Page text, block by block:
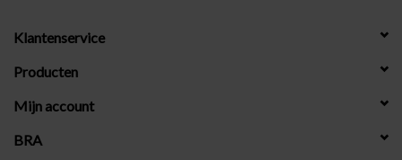
Klantenservice
Producten
Mijn account
BRA